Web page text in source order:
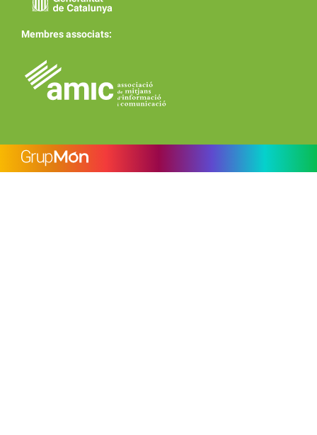
Membres associats: